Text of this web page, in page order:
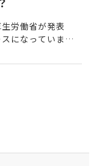
労働省が発表
になっていま